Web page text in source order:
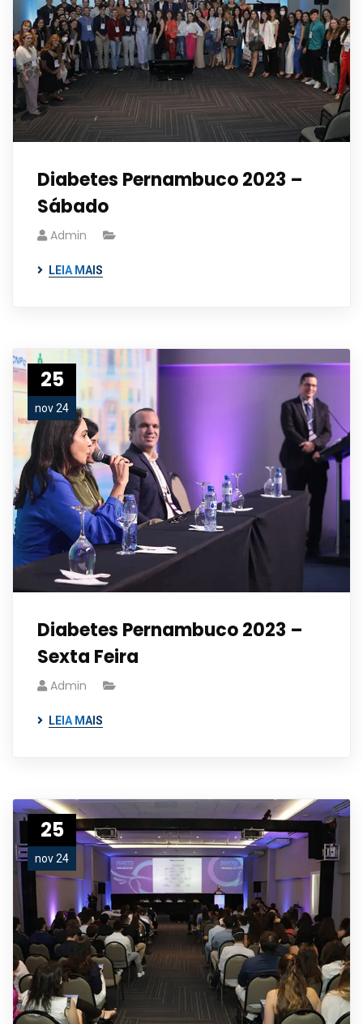
Diabetes Pernambuco 2023 –
Sábado
Admin
LEIA MAIS
25
nov 24
Diabetes Pernambuco 2023 –
Sexta Feira
Admin
LEIA MAIS
25
nov 24